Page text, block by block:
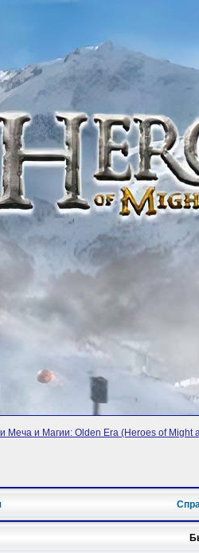
Меча и Магии: Olden Era (Heroes of Might